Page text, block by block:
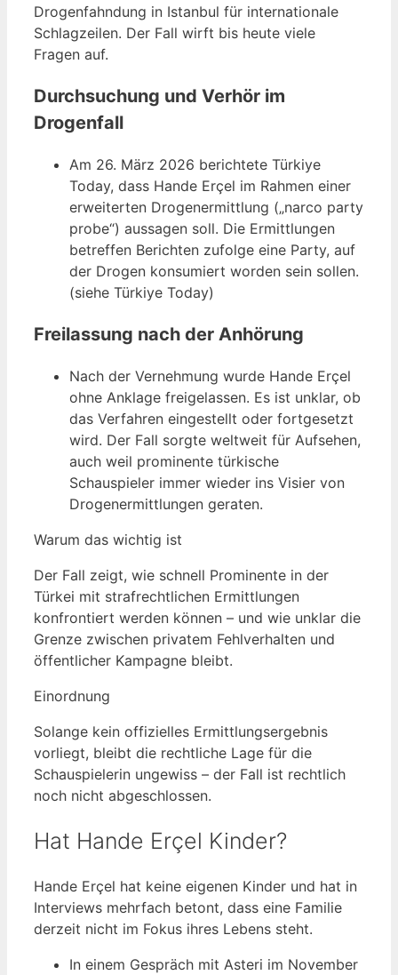
Drogenfahndung in Istanbul für internationale
Schlagzeilen. Der Fall wirft bis heute viele
Fragen auf.
Durchsuchung und Verhör im
Drogenfall
Am 26. März 2026 berichtete Türkiye
Today, dass Hande Erçel im Rahmen einer
erweiterten Drogenermittlung („narco party
probe“) aussagen soll. Die Ermittlungen
betreffen Berichten zufolge eine Party, auf
der Drogen konsumiert worden sein sollen.
(siehe Türkiye Today)
Freilassung nach der Anhörung
Nach der Vernehmung wurde Hande Erçel
ohne Anklage freigelassen. Es ist unklar, ob
das Verfahren eingestellt oder fortgesetzt
wird. Der Fall sorgte weltweit für Aufsehen,
auch weil prominente türkische
Schauspieler immer wieder ins Visier von
Drogenermittlungen geraten.
Warum das wichtig ist
Der Fall zeigt, wie schnell Prominente in der
Türkei mit strafrechtlichen Ermittlungen
konfrontiert werden können – und wie unklar die
Grenze zwischen privatem Fehlverhalten und
öffentlicher Kampagne bleibt.
Einordnung
Solange kein offizielles Ermittlungsergebnis
vorliegt, bleibt die rechtliche Lage für die
Schauspielerin ungewiss – der Fall ist rechtlich
noch nicht abgeschlossen.
Hat Hande Erçel Kinder?
Hande Erçel hat keine eigenen Kinder und hat in
Interviews mehrfach betont, dass eine Familie
derzeit nicht im Fokus ihres Lebens steht.
In einem Gespräch mit Asteri im November